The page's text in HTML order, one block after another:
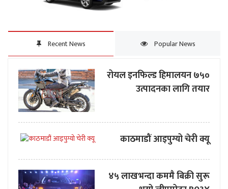
Recent News Popular News
रोयल इनफिल्ड हिमालयन ७५०
उत्पादनका लागि तयार
काठमाडौं आइपुग्यो चेरी क्यू
४५ लाखभन्दा कममै बिक्री सुरू